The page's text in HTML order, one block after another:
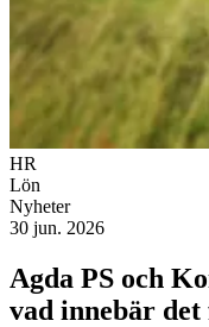
HR
Lön
Nyheter
30 jun. 2026
Agda PS och
vad innebär